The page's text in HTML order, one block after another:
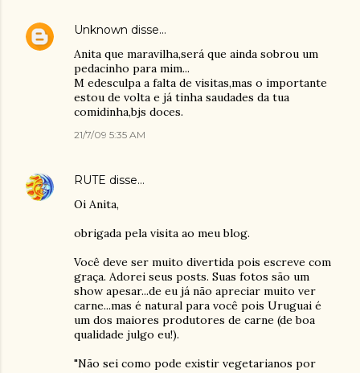
Unknown disse…
Anita que maravilha,será que ainda sobrou um
pedacinho para mim...
M edesculpa a falta de visitas,mas o importante
estou de volta e já tinha saudades da tua
comidinha,bjs doces.
21/7/09 5:35 AM
RUTE disse…
Oi Anita,
obrigada pela visita ao meu blog.
Você deve ser muito divertida pois escreve com
graça. Adorei seus posts. Suas fotos são um
show apesar...de eu já não apreciar muito ver
carne...mas é natural para você pois Uruguai é
um dos maiores produtores de carne (de boa
qualidade julgo eu!).
"Não sei como pode existir vegetarianos por